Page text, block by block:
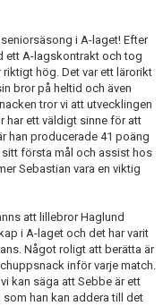
i A-laget! Efter
ett A-lagskontrakt och tog
hög. Det var ett lärorikt
bror på heltid och även
tror vi att utvecklingen
har ett väldigt sinne för att
han producerade 41 poäng
sitt första mål och assist hos
Sebastian vara en viktig
att lillebror Haglund
i A-laget och det har varit
Något roligt att berätta är
inför varje match.
kan säga att Sebbe är ett
han kan addera till det